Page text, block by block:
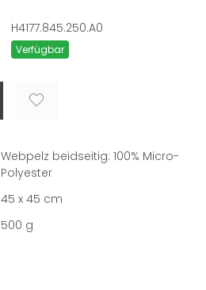
H4177.845.250.A0
Verfügbar
Webpelz beidseitig: 100% Micro-
Polyester
45 x 45 cm
500 g